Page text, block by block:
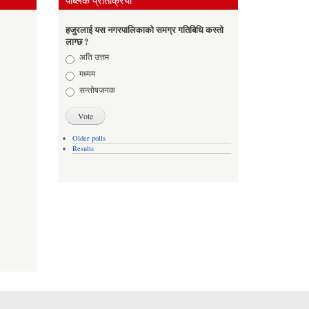
हजुरलाई यस नगरपालिकाको समग्र गतिबिधि कस्तो
लाग्छ ?
Choicesअति उत्तम
मध्यम
सन्तोषजनक
Older polls
Results